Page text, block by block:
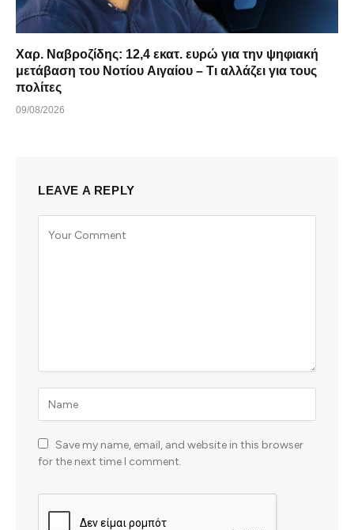
Χαρ. Ναβροζίδης: 12,4 εκατ. ευρώ για την ψηφιακή
μετάβαση του Νοτίου Αιγαίου – Τι αλλάζει για τους
πολίτες
09/08/2026
LEAVE A REPLY
Save my name, email, and website in this browser
for the next time I comment.